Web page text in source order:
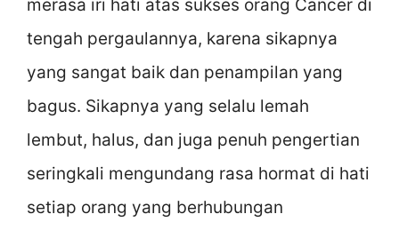
merasa iri hati atas sukses orang Cancer di
tengah pergaulannya, karena sikapnya
yang sangat baik dan penampilan yang
bagus. Sikapnya yang selalu lemah
lembut, halus, dan juga penuh pengertian
seringkali mengundang rasa hormat di hati
setiap orang yang berhubungan